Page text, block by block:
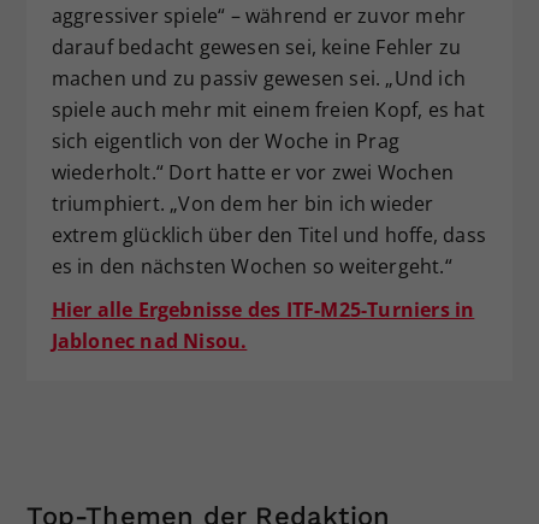
aggressiver spiele“ – während er zuvor mehr
darauf bedacht gewesen sei, keine Fehler zu
machen und zu passiv gewesen sei. „Und ich
spiele auch mehr mit einem freien Kopf, es hat
sich eigentlich von der Woche in Prag
wiederholt.“ Dort hatte er vor zwei Wochen
triumphiert. „Von dem her bin ich wieder
extrem glücklich über den Titel und hoffe, dass
es in den nächsten Wochen so weitergeht.“
Hier alle Ergebnisse des ITF-M25-Turniers in
Jablonec nad Nisou.
Top-Themen der Redaktion